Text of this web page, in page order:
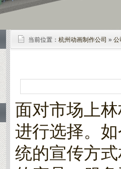
当前位置： 杭州动画制作公司 » 公
面对市场上
进行选择。
统的宣传方